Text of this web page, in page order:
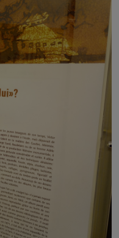
publié en 1871 par
Hugo à Vianden | collection